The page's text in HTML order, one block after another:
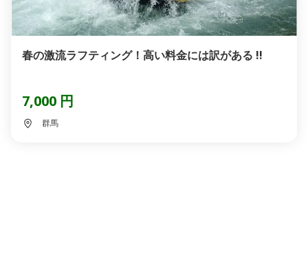
春の激流ラフティング！高い料金には訳がある !!
7,000 円
群馬